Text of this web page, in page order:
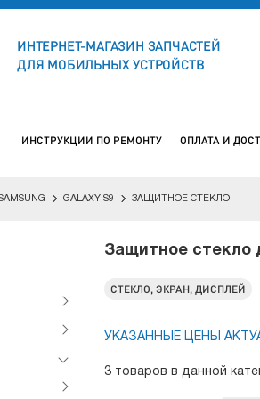
ИНТЕРНЕТ-МАГАЗИН ЗАПЧАСТЕЙ
ДЛЯ МОБИЛЬНЫХ УСТРОЙСТВ
ИНСТРУКЦИИ ПО РЕМОНТУ ОПЛАТА И
GALAXY S9 ЗАЩИТНОЕ СТЕКЛО
Защитное стекло
СТЕКЛО, ЭКРАН, ДИСПЛЕЙ
УКАЗАННЫЕ ЦЕНЫ
3 товаров в данной